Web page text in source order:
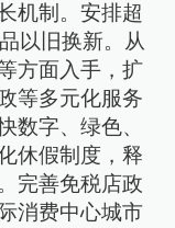
机制。安排超
以旧换新。从
方面入手，扩
等多元化服务
数字、绿色、
休假制度，释
完善免税店政
消费中心城市